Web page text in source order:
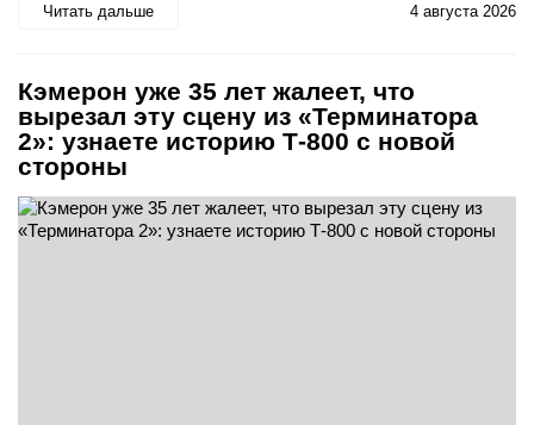
Читать дальше 4 августа 2026
Кэмерон уже 35 лет жалеет, что
вырезал эту сцену из «Терминатора
2»: узнаете историю Т-800 с новой
стороны